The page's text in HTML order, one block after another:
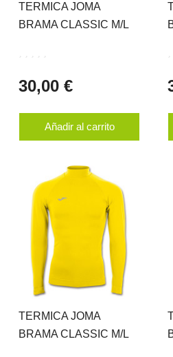
TERMICA JOMA
BRAMA CLASSIC M/L
30,00 €
Añadir al carrito
TERMICA JOMA
BRAMA CLASSIC M/L